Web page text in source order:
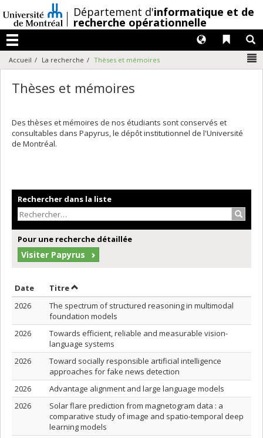
au
contenu
/Département d'informatique et de
recherche opérationnelle
Menu
Liens
Langues
Accueil La recherche Thèses et mémoires
Thèses et mémoires
Des thèses et mémoires de nos étudiants sont conservés et
consultables dans Papyrus, le dépôt institutionnel de l'Université
de Montréal.
Rechercher dans la liste
Pour une recherche détaillée
Visiter Papyrus
Date Trier par date en ordre croissant
TitreTrier par titre en ordre croissant
2026
The spectrum of structured reasoning in multimodal
foundation models
2026
Towards efficient, reliable and measurable vision-
language systems
2026
Toward socially responsible artificial intelligence
approaches for fake news detection
2026
Advantage alignment and large language models
2026
Solar flare prediction from magnetogram data : a
comparative study of image and spatio-temporal deep
learning models